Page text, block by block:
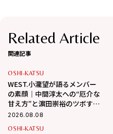
Related Article
関連記事
OSHI-KATSU
WEST.小瀧望が語るメンバー
の素顔｜中間淳太への“厄介な
甘え方”と濵田崇裕のツボすぎ
る言動
2026.08.08
OSHI-KATSU